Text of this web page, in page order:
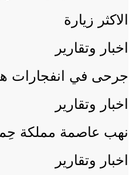
الاكثر زيارة
اخبار وتقارير
جرحى في انفجارات
اخبار وتقارير
نهب عاصمة مملكة حِمير..
اخبار وتقارير